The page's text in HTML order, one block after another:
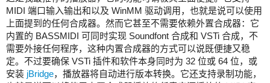
MIDI 端口输入输出和以及 WinMM 驱动调用，也就是说可以使用
上面提到的任何合成器。然而它甚至不需要依赖外置合成器：它
内置的 BASSMIDI 可同时实现 Soundfont 合成和 VSTi 合成，不
需要外接任何程序，这种内置合成器的方式可以说既便捷又稳
定。不过要确保 VSTi 插件和软件本身同时为 32 位或 64 位，或
安装 jBridge，播放器将自动进行版本转换。它还支持录制功能，